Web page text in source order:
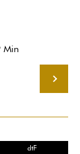
Min
dtF